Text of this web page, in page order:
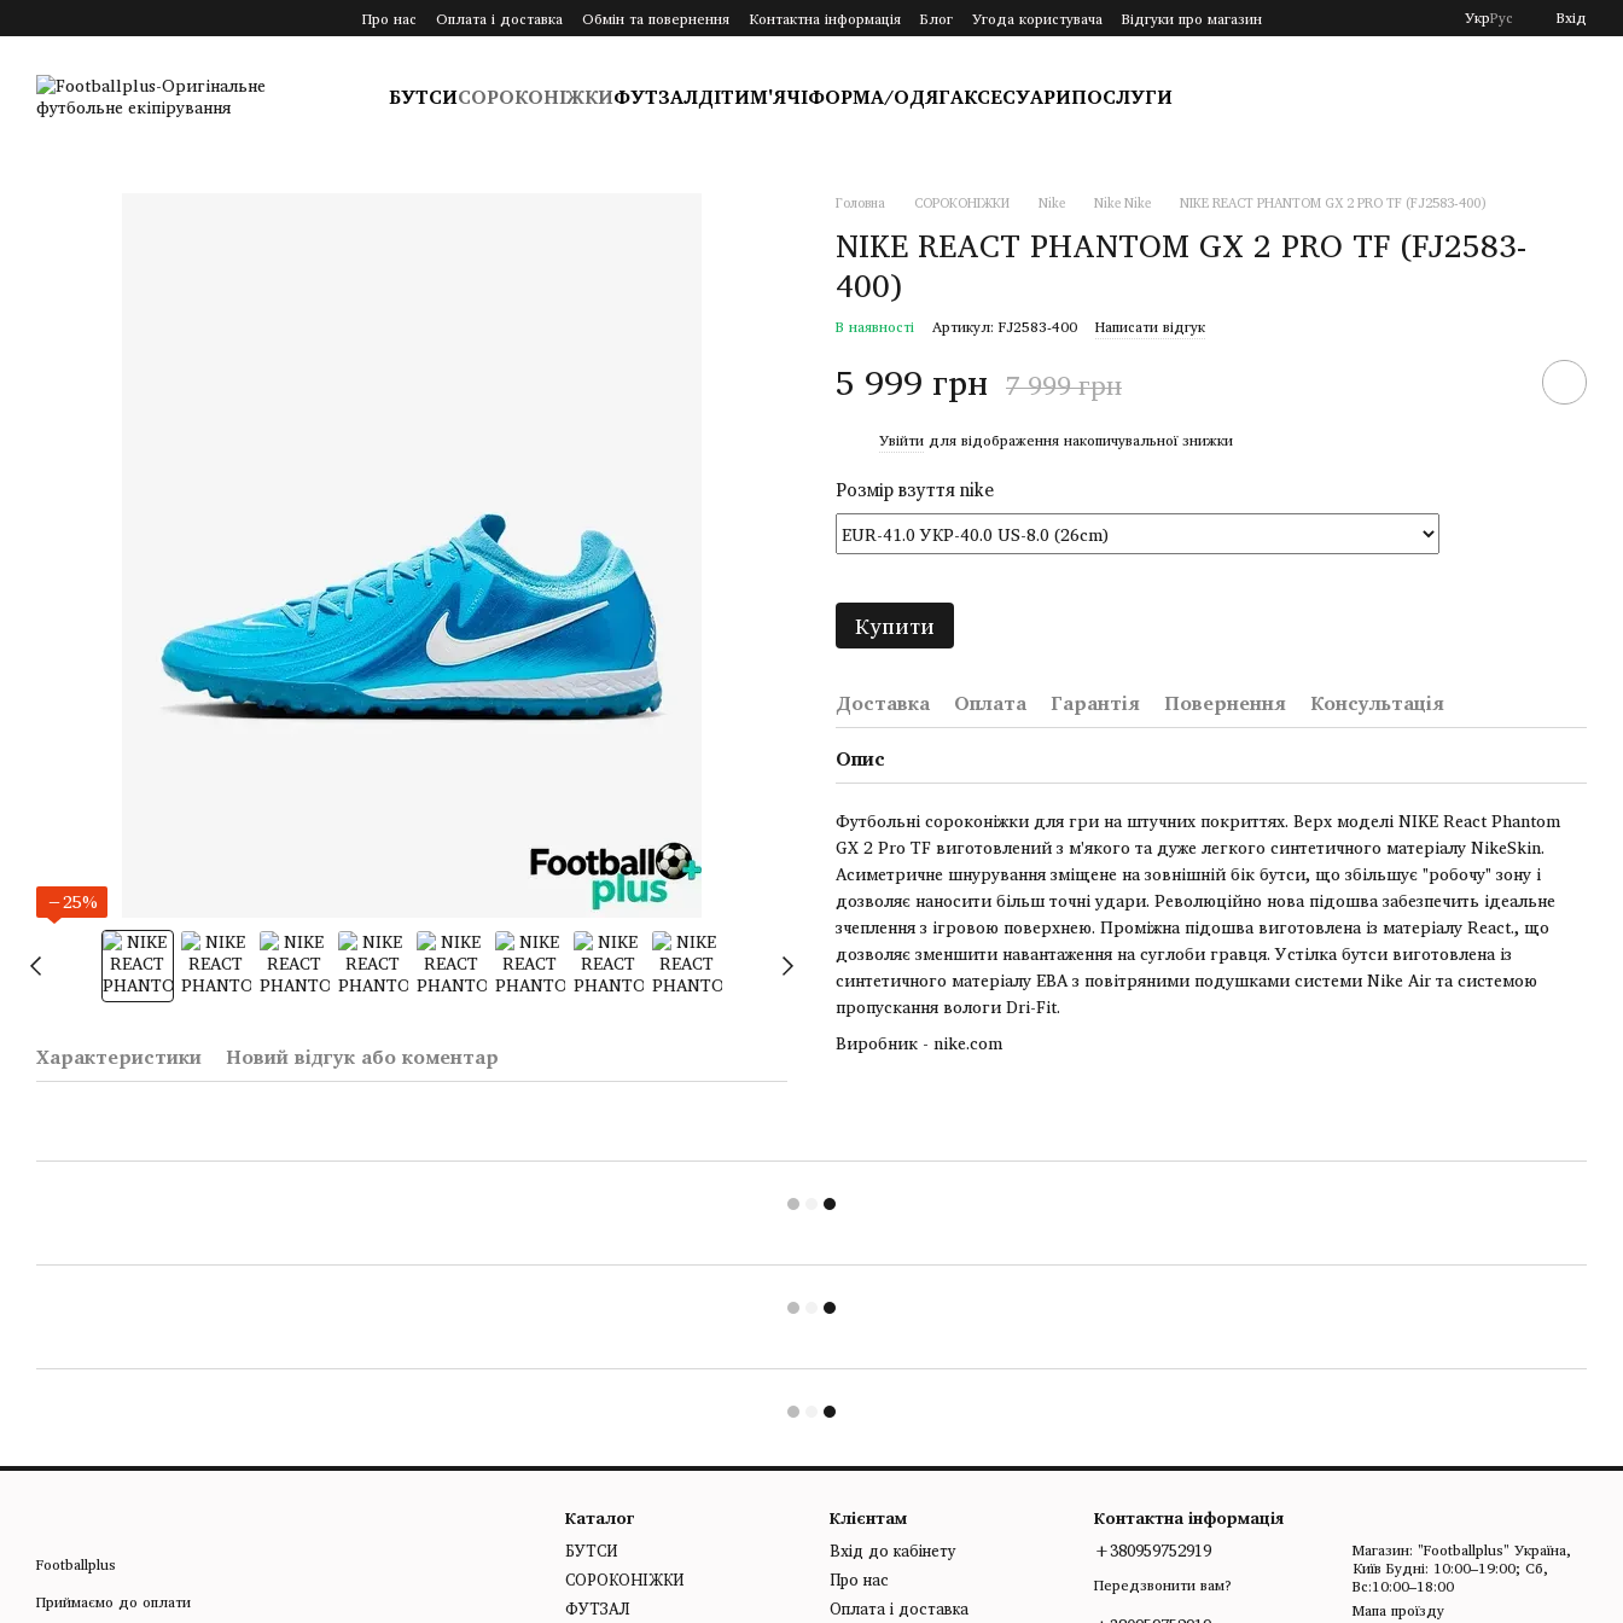
Про нас Оплата і доставка Обмін та повернення Контактна інформація Блог Угода користувача Відгуки про магазин УкрРус Вхід
БУТСИСОРОКОНІЖКИФУТЗАЛДІТИМ'ЯЧІФОРМА/ОДЯГАКСЕСУАРИПОСЛУГИ
−25%
Характеристики Новий відгук або коментар
Головна СОРОКОНІЖКИ Nike Nike Nike NIKE REACT PHANTOM GX 2 PRO TF (FJ2583-400)
NIKE REACT PHANTOM GX 2 PRO TF (FJ2583-
400)
В наявності Артикул: FJ2583-400 Написати відгук
5 999 грн 7 999 грн
Увійти для відображення накопичувальної знижки
Розмір взуття nike
Купити
Доставка Оплата Гарантія Повернення
Консультація
Опис
Футбольні сороконіжки для гри на штучних покриттях. Верх моделі NIKE React Phantom
GX 2 Pro TF виготовлений з м'якого та дуже легкого синтетичного матеріалу NikeSkin.
Асиметричне шнурування зміщене на зовнішній бік бутси, що збільшує "робочу" зону і
дозволяє наносити більш точні удари. Революційно нова підошва забезпечить ідеальне
зчеплення з ігровою поверхнею. Проміжна підошва виготовлена ​​із матеріалу React., що
дозволяє зменшити навантаження на суглоби гравця. Устілка бутси виготовлена ​​із
синтетичного матеріалу ЕВА з повітряними подушками системи Nike Air та системою
пропускання вологи Dri-Fit.
Виробник - nike.com
Footballplus
Приймаємо до оплати
Каталог
БУТСИ
СОРОКОНІЖКИ
ФУТЗАЛ
Клієнтам
Вхід до кабінету
Про нас
Оплата і доставка
Контактна інформація
+380959752919
Передзвонити вам?
Магазин: "Footballplus" Україна,
Київ Будні: 10:00–19:00; Сб,
Вс:10:00–18:00
Мапа проїзду